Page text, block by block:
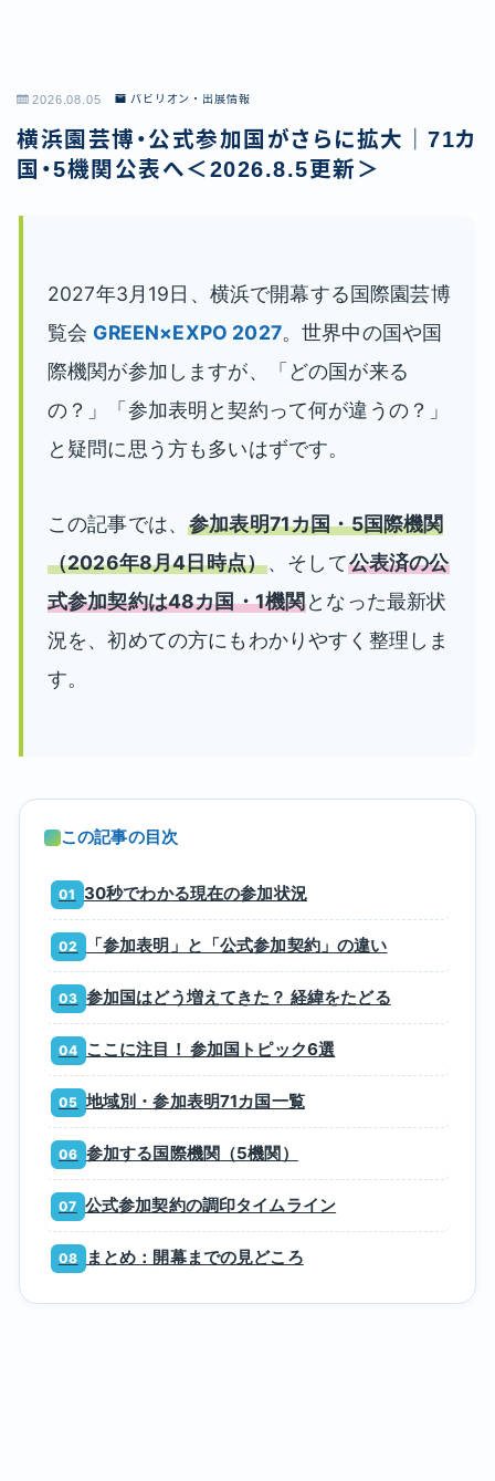
2026.08.05 パビリオン・出展情報
横浜園芸博・公式参加国がさらに拡大｜71カ
国・5機関公表へ＜2026.8.5更新＞
2027年3月19日、横浜で開幕する国際園芸博
覧会 GREEN×EXPO 2027。世界中の国や国
際機関が参加しますが、「どの国が来る
の？」「参加表明と契約って何が違うの？」
と疑問に思う方も多いはずです。
この記事では、参加表明71カ国・5国際機関
（2026年8月4日時点）、そして公表済の公
式参加契約は48カ国・1機関となった最新状
況を、初めての方にもわかりやすく整理しま
す。
この記事の目次
30秒でわかる現在の参加状況
「参加表明」と「公式参加契約」の違い
参加国はどう増えてきた？ 経緯をたどる
ここに注目！ 参加国トピック6選
地域別・参加表明71カ国一覧
参加する国際機関（5機関）
公式参加契約の調印タイムライン
まとめ：開幕までの見どころ